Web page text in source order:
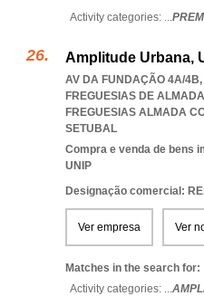
Activity categories: ...
Amplitude Urbana,
AV DA FUNDAÇÃO 4A/
FREGUESIAS DE
FREGUESIAS ALMADA
SETUBAL
Compra e venda de bens
UNIP
Designação comercial:
Ver empresa Ver
Matches in the search for:
Activity categories: ...